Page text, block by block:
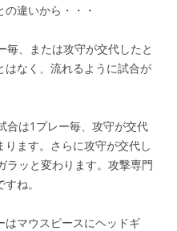
違いから・・・
毎、または攻守が交代したと
はなく、流れるように試合が
合は1プレー毎、攻守が交代
ります。さらに攻守が交代し
ラッと変わります。攻撃専門
ね。
はマウスピースにヘッドギ